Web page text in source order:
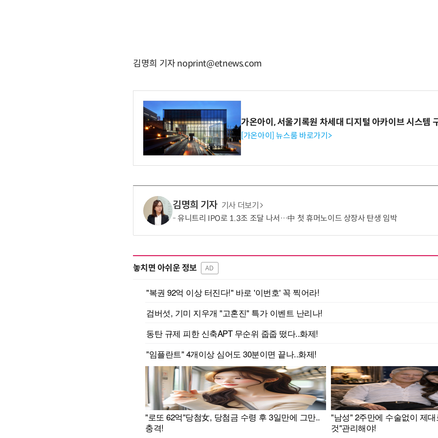
김명희 기자 noprint@etnews.com
가온아이, 서울기록원 차세대 디지털 아카이브 시스템
[가온아이] 뉴스룸 바로가기>
김명희 기자 기사 더보기
유니트리 IPO로 1.3조 조달 나서…中 첫 휴머노이드 상장사 탄생 임박
놓치면 아쉬운 정보 AD